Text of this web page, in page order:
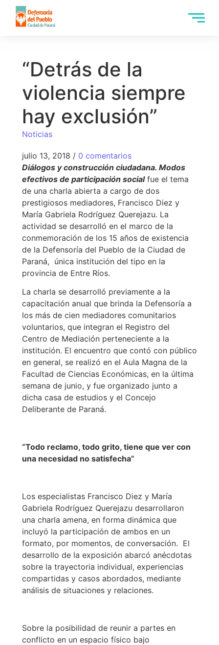
“Detrás de la
violencia siempre
hay exclusión”
Noticias
julio 13, 2018 / 0 comentarios
Diálogos y construcción ciudadana. Modos
efectivos de participación socialfue el tema
de una charla abierta a cargo de dos
prestigiosos mediadores, Francisco Diez y
María Gabriela Rodríguez Querejazu. La
actividad se desarrolló en el marco de la
conmemoración de los 15 años de existencia
de la Defensoría del Pueblo de la Ciudad de
Paraná, única institución del tipo en la
provincia de Entre Ríos.
La charla se desarrolló previamente a la
capacitación anual que brinda la Defensoría a
los más de cien mediadores comunitarios
voluntarios, que integran el Registro del
Centro de Mediación perteneciente a la
institución. El encuentro que contó con público
en general, se realizó en el Aula Magna de la
Facultad de Ciencias Económicas, en la última
semana de junio, y fue organizado junto a
dicha casa de estudios y el Concejo
Deliberante de Paraná.
“Todo reclamo, todo grito, tiene que ver con
una necesidad no satisfecha”
Los especialistas Francisco Diez y María
Gabriela Rodríguez Querejazu desarrollaron
una charla amena, en forma dinámica que
incluyó la participación de ambos en un
formato, por momentos, de conversación. El
desarrollo de la exposición abarcó anécdotas
sobre la trayectoria individual, experiencias
compartidas y casos abordados, mediante
análisis de situaciones y relaciones.
Sobre la posibilidad de reunir a partes en
conflicto en un espacio físico bajo